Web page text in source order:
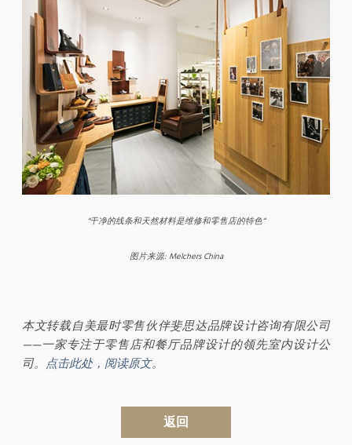
“干净的线条和天然材料是维修和零售店的特色“
图片来源: Melchers China
本文转载自美最时零售伙伴斐思达品牌设计咨询有限公司
——一家专注于零售店和餐厅品牌设计的领先室内设计公
司。 点击此处，阅读原文。
返回